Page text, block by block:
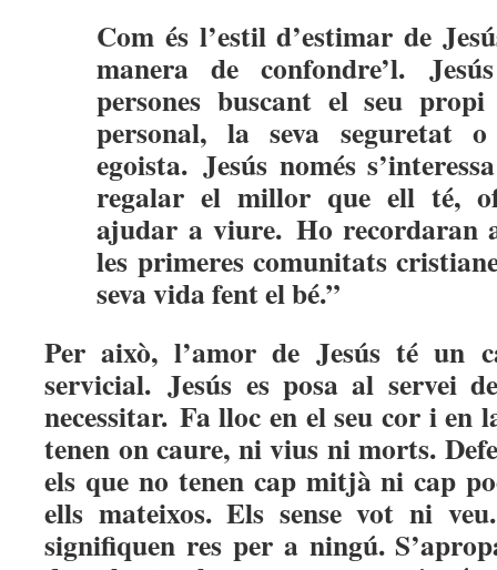
Com és l’estil d’estimar de
manera de confondre’l.
persones buscant el seu
personal, la seva seguretat
egoista. Jesús només
regalar el millor que ell té,
ajudar a viure. Ho recordaran
les primeres comunitats
seva vida fent el bé.”
Per això, l’amor de Jesús té un
servicial.Jesús es posa al servei
necessitar. Fa lloc en el seu cor i en
tenen on caure, ni vius ni morts.
els que no tenen cap mitjà ni cap
ells mateixos. Els sense vot ni
signifiquen res per a ningú.